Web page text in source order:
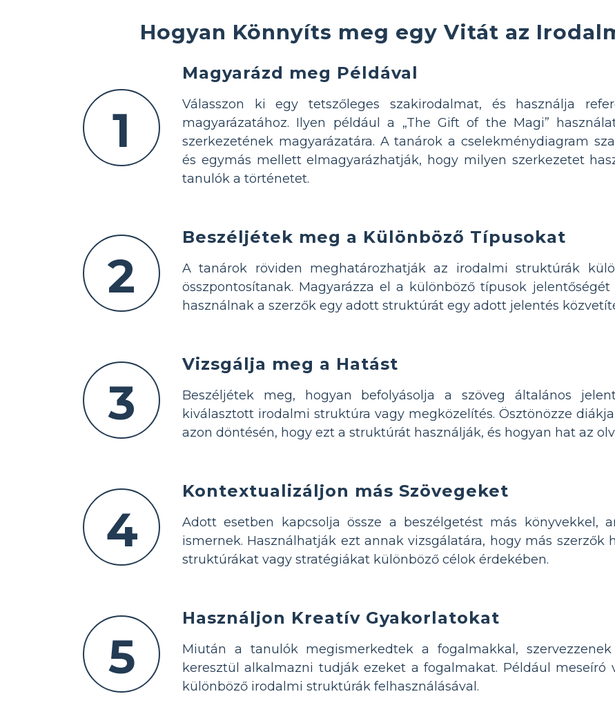
Hogyan Könnyíts meg egy Vitát az
1
Magyarázd meg Példával
Válasszon ki egy tetszőleges szakirodalmat, és használja
magyarázatához. Ilyen például a „The Gift of the Magi”
szerkezetének magyarázatára. A tanárok a cselekménydiagram
és egymás mellett elmagyarázhatják, hogy milyen szerkezetet
tanulók a történetet.
2
Beszéljétek meg a Különböző Típusokat
A tanárok röviden meghatározhatják az irodalmi struktúrák
összpontosítanak. Magyarázza el a különböző típusok
használnak a szerzők egy adott struktúrát egy adott jelentés
3
Vizsgálja meg a Hatást
Beszéljétek meg, hogyan befolyásolja a szöveg általános
kiválasztott irodalmi struktúra vagy megközelítés. Ösztönözze
azon döntésén, hogy ezt a struktúrát használják, és hogyan hat az
4
Kontextualizáljon más Szövegeket
Adott esetben kapcsolja össze a beszélgetést más könyvekkel,
ismernek. Használhatják ezt annak vizsgálatára, hogy más szerzők
struktúrákat vagy stratégiákat különböző célok érdekében.
5
Használjon Kreatív Gyakorlatokat
Miután a tanulók megismerkedtek a fogalmakkal,
keresztül alkalmazni tudják ezeket a fogalmakat. Például meseíró
különböző irodalmi struktúrák felhasználásával.